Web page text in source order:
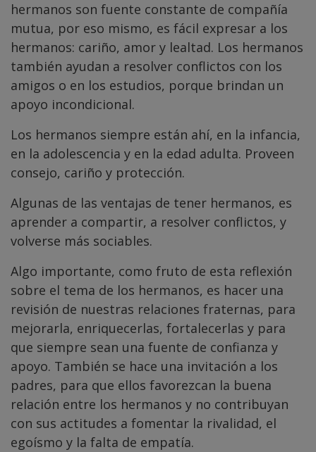
hermanos son fuente constante de compañía
mutua, por eso mismo, es fácil expresar a los
hermanos: cariño, amor y lealtad. Los hermanos
también ayudan a resolver conflictos con los
amigos o en los estudios, porque brindan un
apoyo incondicional.
Los hermanos siempre están ahí, en la infancia,
en la adolescencia y en la edad adulta. Proveen
consejo, cariño y protección.
Algunas de las ventajas de tener hermanos, es
aprender a compartir, a resolver conflictos, y
volverse más sociables.
Algo importante, como fruto de esta reflexión
sobre el tema de los hermanos, es hacer una
revisión de nuestras relaciones fraternas, para
mejorarla, enriquecerlas, fortalecerlas y para
que siempre sean una fuente de confianza y
apoyo. También se hace una invitación a los
padres, para que ellos favorezcan la buena
relación entre los hermanos y no contribuyan
con sus actitudes a fomentar la rivalidad, el
egoísmo y la falta de empatía.